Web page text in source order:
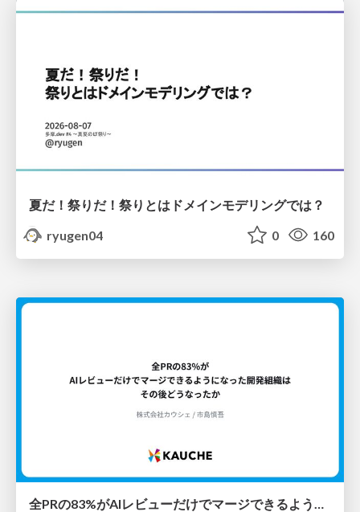
夏だ！祭りだ！祭りとはドメインモデリングでは？
ryugen04
0 160
全PRの83%がAIレビューだけでマージできるようになった開発組織はその後どうなったか